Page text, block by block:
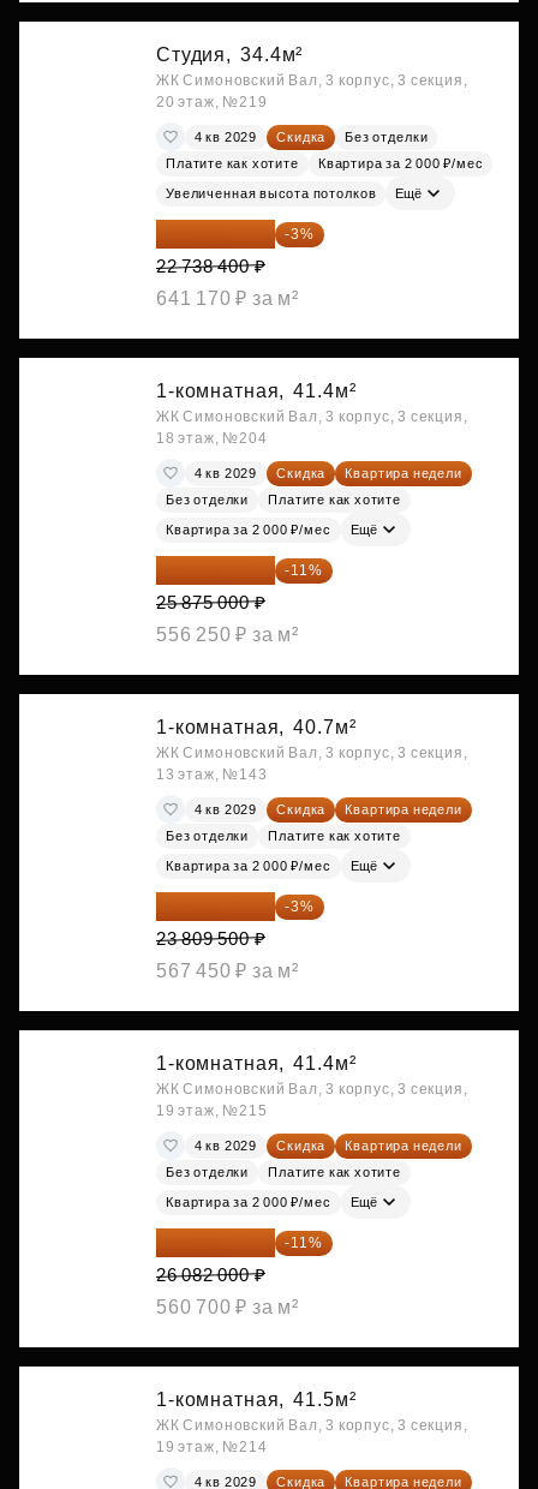
Студия, 34.4м²
ЖК Симоновский Вал, 3 корпус, 3 секция,
20 этаж, №219
4 кв 2029 Скидка
Без отделки
Платите как хотите
Квартира за 2 000 ₽/мес
Увеличенная высота потолков Ещё
22 056 248 ₽ -3%
22 738 400 ₽
641 170 ₽ за м²
1-комнатная, 41.4м²
ЖК Симоновский Вал, 3 корпус, 3 секция,
18 этаж, №204
4 кв 2029 Скидка
Квартира недели
Без отделки
Платите как хотите
Квартира за 2 000 ₽/мес Ещё
23 028 750 ₽ -11%
25 875 000 ₽
556 250 ₽ за м²
1-комнатная, 40.7м²
ЖК Симоновский Вал, 3 корпус, 3 секция,
13 этаж, №143
4 кв 2029 Скидка
Квартира недели
Без отделки
Платите как хотите
Квартира за 2 000 ₽/мес Ещё
23 095 215 ₽ -3%
23 809 500 ₽
567 450 ₽ за м²
1-комнатная, 41.4м²
ЖК Симоновский Вал, 3 корпус, 3 секция,
19 этаж, №215
4 кв 2029 Скидка
Квартира недели
Без отделки
Платите как хотите
Квартира за 2 000 ₽/мес Ещё
23 212 980 ₽ -11%
26 082 000 ₽
560 700 ₽ за м²
1-комнатная, 41.5м²
ЖК Симоновский Вал, 3 корпус, 3 секция,
19 этаж, №214
4 кв 2029 Скидка Квартира недели